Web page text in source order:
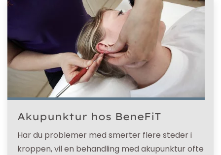
Akupunktur hos BeneFiT
Har du problemer med smerter flere steder i
kroppen, vil en behandling med akupunktur ofte